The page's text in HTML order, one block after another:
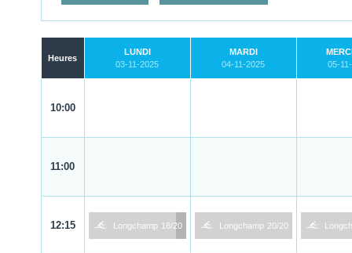
Heures
LUNDI
03-11-2025
MARDI
04-11-2025
05-
10:00
11:00
12:15 1 Longchamp 18/20 1 Longchamp 20/20 1